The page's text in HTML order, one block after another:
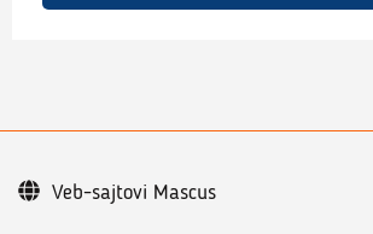
Veb-sajtovi Mascus